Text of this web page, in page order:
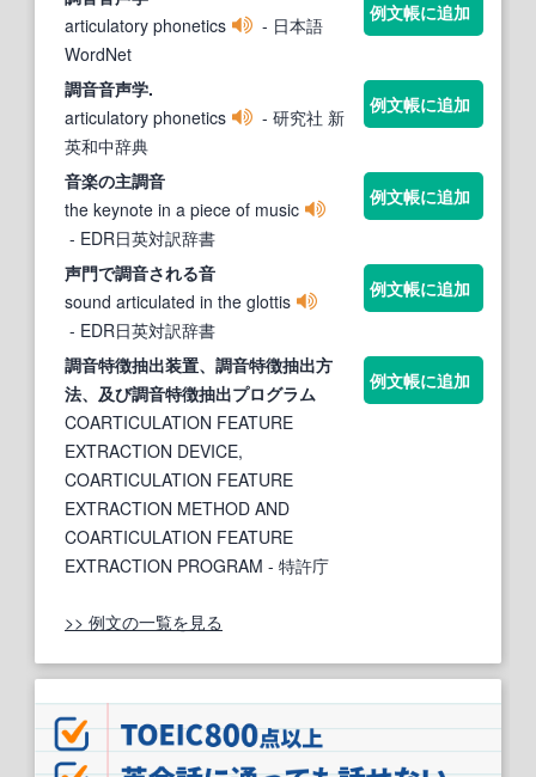
articulatory phonetics
- 日本語
WordNet
例文帳に追加
調音音声学.
articulatory phonetics
- 研究社 新
英和中辞典
例文帳に追加
音楽の主調音
the keynote in a piece of music
- EDR日英対訳辞書
例文帳に追加
声門で調音される音
sound articulated in the glottis
- EDR日英対訳辞書
例文帳に追加
調音特徴抽出装置、 調音特徴抽出方
法、及び調音特徴抽出プログラム
COARTICULATION FEATURE
EXTRACTION DEVICE,
COARTICULATION FEATURE
EXTRACTION METHOD AND
COARTICULATION FEATURE
EXTRACTION PROGRAM - 特許庁
例文帳に追加
>> 例文の一覧を見る